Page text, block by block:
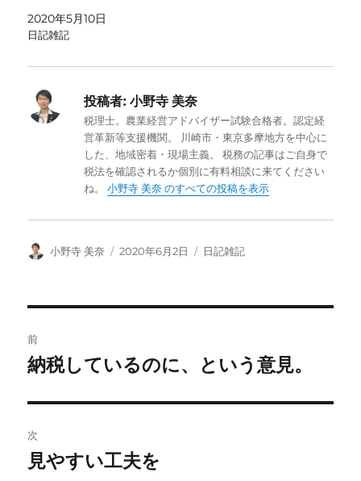
2020年5月10日
日記雑記
投稿者: 小野寺 美奈
税理士。農業経営アドバイザー試験合格者。認定経
営革新等支援機関。 川崎市・東京多摩地方を中心に
した、地域密着・現場主義。 税務の記事はご自身で
税法を確認されるか個別に有料相談に来てください
ね。小野寺 美奈 のすべての投稿を表示
投
小野寺 美奈
投
2020年6月2日
カ
日記雑記
稿
ビ
ゲ
前
前
投
稿:
納税しているのに、という意見。
次
次
見やすい工夫を